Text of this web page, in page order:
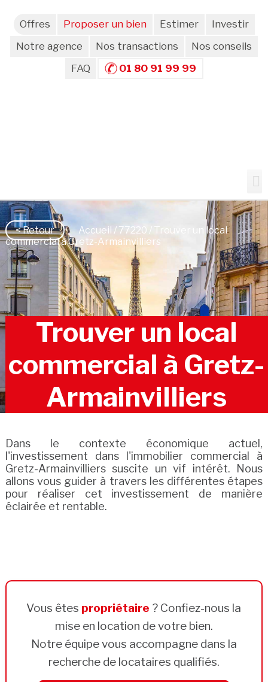
Offres Proposer un bien Estimer
Investir
Notre agence
Nos transactions
Nos conseils
FAQ
01 80 91 99 99
< Retour Accueil / 77220 / Trouver un local
commercial à Gretz-Armainvilliers
Trouver un local
commercial à Gretz-
Armainvilliers
Dans le contexte économique actuel,
l'investissement dans l'immobilier commercial à
Gretz-Armainvilliers suscite un vif intérêt. Nous
allons vous guider à travers les différentes étapes
pour réaliser cet investissement de manière
éclairée et rentable.
Vous êtes propriétaire ? Confiez-nous la
mise en location de votre bien.
Notre équipe vous accompagne dans la
recherche de locataires qualifiés.